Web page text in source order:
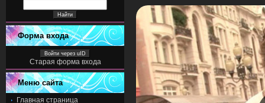
Форма входа
Войти через uID
Старая форма входа
Меню сайта
Главная страница